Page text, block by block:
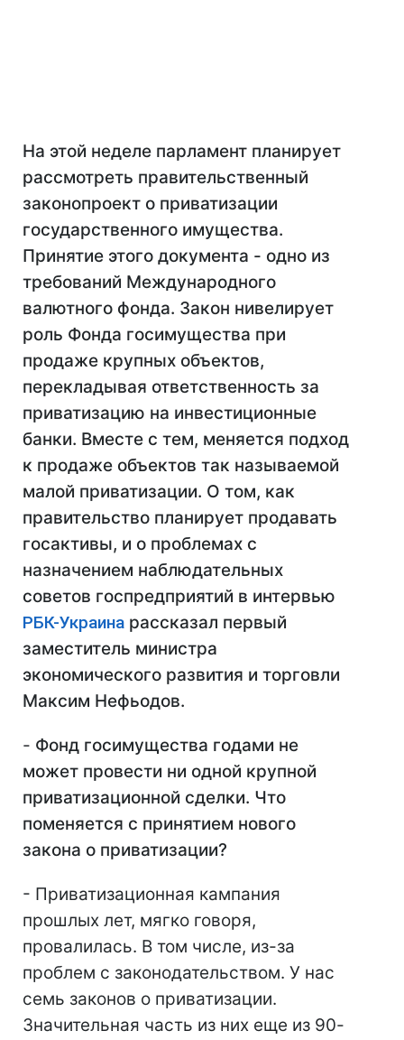
На этой неделе парламент планирует
рассмотреть правительственный
законопроект о приватизации
государственного имущества.
Принятие этого документа - одно из
требований Международного
валютного фонда. Закон нивелирует
роль Фонда госимущества при
продаже крупных объектов,
перекладывая ответственность за
приватизацию на инвестиционные
банки. Вместе с тем, меняется подход
к продаже объектов так называемой
малой приватизации. О том, как
правительство планирует продавать
госактивы, и о проблемах с
назначением наблюдательных
советов госпредприятий в интервью
РБК-Украина рассказал первый
заместитель министра
экономического развития и торговли
Максим Нефьодов.
- Фонд госимущества годами не
может провести ни одной крупной
приватизационной сделки. Что
поменяется с принятием нового
закона о приватизации?
- Приватизационная кампания
прошлых лет, мягко говоря,
провалилась. В том числе, из-за
проблем с законодательством. У нас
семь законов о приватизации.
Значительная часть из них еще из 90-